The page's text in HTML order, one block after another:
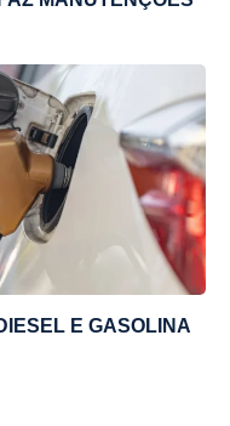
E GASOLINA